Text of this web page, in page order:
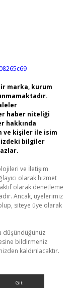
marka, kurum
haber niteliği
hakkında
ve kişiler ile isim
bilgiler
ve İletişim
olarak hizmet
olarak denetleme
Ancak, üyelerimiz
siteye üye olarak
düşündüğünüz
bildirmeniz
kaldırılacaktır.